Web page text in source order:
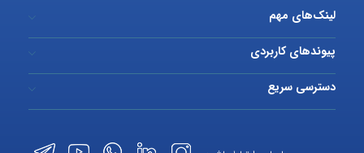
لینک‌های مهم
پیوندهای کاربردی
دسترسی سریع